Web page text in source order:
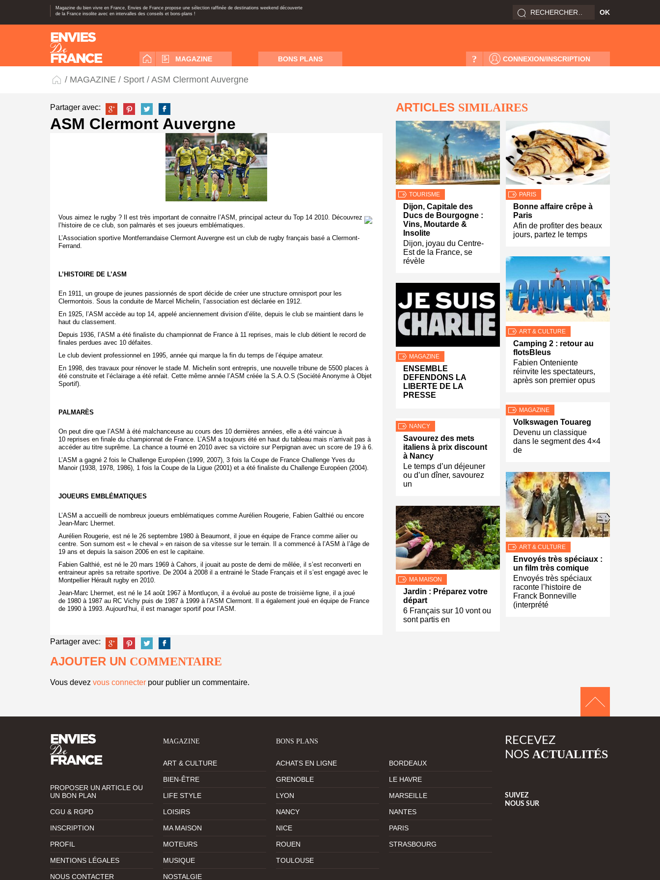
Magazine du bien vivre en France, Envies de France propose une sélection raffinée de destinations weekend découverte
de la France insolite avec en intervalles des conseils et bons-plans !
MAGAZINE BONS PLANS CONNEXION/INSCRIPTION
?
/ MAGAZINE / Sport / ASM Clermont Auvergne
Partager avec:
ASM Clermont Auvergne
Vous aimez le rugby ? Il est très important de connaitre l’ASM, principal acteur du Top 14 2010. Découvrez
l’histoire de ce club, son palmarès et ses joueurs emblématiques.
L’Association sportive Montferrandaise Clermont Auvergne est un club de rugby français basé a Clermont-
Ferrand.
L’HISTOIRE DE L’ASM
En 1911, un groupe de jeunes passionnés de sport décide de créer une structure omnisport pour les
Clermontois. Sous la conduite de Marcel Michelin, l’association est déclarée en 1912.
En 1925, l’ASM accède au top 14, appelé anciennement division d’élite, depuis le club se maintient dans le
haut du classement.
Depuis 1936, l’ASM a été finaliste du championnat de France à 11 reprises, mais le club détient le record de
finales perdues avec 10 défaites.
Le club devient professionnel en 1995, année qui marque la fin du temps de l’équipe amateur.
En 1998, des travaux pour rénover le stade M. Michelin sont entrepris, une nouvelle tribune de 5500 places à
été construite et l’éclairage a été refait. Cette même année l’ASM créée la S.A.O.S (Société Anonyme à Objet
Sportif).
PALMARÈS
On peut dire que l’ASM à été malchanceuse au cours des 10 dernières années, elle a été vaincue à
10 reprises en finale du championnat de France. L’ASM a toujours été en haut du tableau mais n’arrivait pas à
accéder au titre suprême. La chance a tourné en 2010 avec sa victoire sur Perpignan avec un score de 19 à 6.
L’ASM a gagné 2 fois le Challenge Européen (1999, 2007), 3 fois la Coupe de France Challenge Yves du
Manoir (1938, 1978, 1986), 1 fois la Coupe de la Ligue (2001) et a été finaliste du Challenge Européen (2004).
JOUEURS EMBLÉMATIQUES
L’ASM a accueilli de nombreux joueurs emblématiques comme Aurélien Rougerie, Fabien Galthié ou encore
Jean-Marc Lhermet.
Aurélien Rougerie, est né le 26 septembre 1980 à Beaumont, il joue en équipe de France comme ailier ou
centre. Son surnom est « le cheval » en raison de sa vitesse sur le terrain. Il a commencé à l’ASM à l’âge de
19 ans et depuis la saison 2006 en est le capitaine.
Fabien Galthié, est né le 20 mars 1969 à Cahors, il jouait au poste de demi de mêlée, il s’est reconverti en
entraineur après sa retraite sportive. De 2004 à 2008 il a entrainé le Stade Français et il s’est engagé avec le
Montpellier Hérault rugby en 2010.
Jean-Marc Lhermet, est né le 14 août 1967 à Montluçon, il a évolué au poste de troisième ligne, il a joué
de 1980 à 1987 au RC Vichy puis de 1987 à 1999 à l’ASM Clermont. Il a également joué en équipe de France
de 1990 à 1993. Aujourd’hui, il est manager sportif pour l’ASM.
Partager avec:
AJOUTER UN COMMENTAIRE
Vous devez vous connecter pour publier un commentaire.
ARTICLES SIMILAIRES
TOURISME
Dijon, Capitale des
Ducs de Bourgogne :
Vins, Moutarde &
Insolite
Dijon, joyau du Centre-
Est de la France, se
révèle
MAGAZINE
ENSEMBLE
DEFENDONS LA
LIBERTE DE LA
PRESSE
NANCY
Savourez des mets
italiens à prix discount
à Nancy
Le temps d’un déjeuner
ou d’un dîner, savourez
un
MA MAISON
Jardin : Préparez votre
départ
6 Français sur 10 vont ou
sont partis en
PARIS
Bonne affaire crêpe à
Paris
Afin de profiter des beaux
jours, partez le temps
ART & CULTURE
Camping 2 : retour au
flotsBleus
Fabien Onteniente
réinvite les spectateurs,
après son premier opus
MAGAZINE
Volkswagen Touareg
Devenu un classique
dans le segment des 4×4
de
ART & CULTURE
Envoyés très spéciaux :
un film très comique
Envoyés très spéciaux
raconte l’histoire de
Franck Bonneville
(interprété
PROPOSER UN ARTICLE OU
UN BON PLAN
CGU & RGPD
INSCRIPTION
PROFIL
MENTIONS LÉGALES
NOUS CONTACTER
MAGAZINE
ART & CULTURE
BIEN-ÊTRE
LIFE STYLE
LOISIRS
MA MAISON
MOTEURS
MUSIQUE
NOSTALGIE
BONS PLANS
ACHATS EN LIGNE BORDEAUX
GRENOBLE LE HAVRE
LYON MARSEILLE
NANCY NANTES
NICE PARIS
ROUEN STRASBOURG
TOULOUSE
RECEVEZ
NOS ACTUALITÉS
SUIVEZ
NOUS SUR